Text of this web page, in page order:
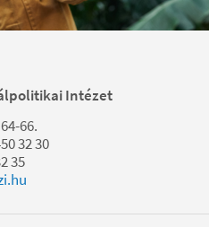
Intézet
66.
32 30
35